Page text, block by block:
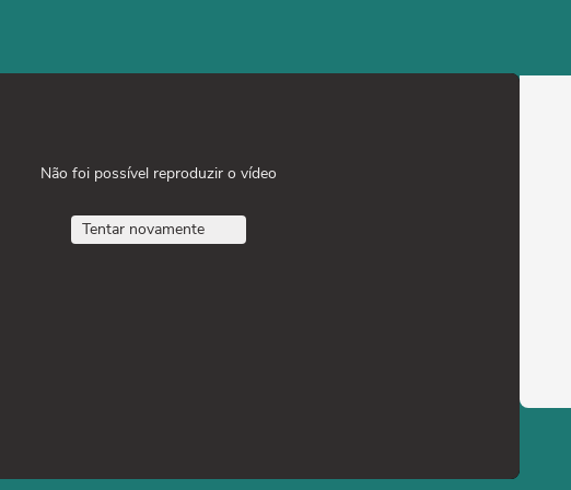
Não foi possível reproduzir o vídeo
Tentar novamente